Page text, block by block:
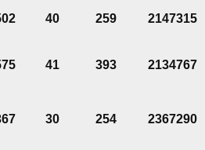
40 259 2147315
41 393 2134767
30 254 2367290